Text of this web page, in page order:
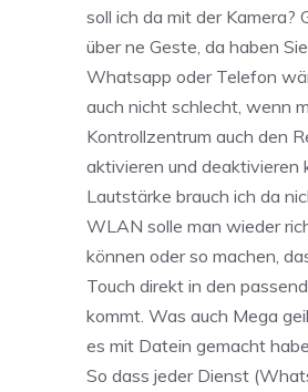
soll ich da mit der Kamera?
über ne Geste, da haben
Whatsapp oder Telefon
auch nicht schlecht, wenn
Kontrollzentrum auch den
aktivieren und deaktivieren
Lautstärke brauch ich da
WLAN solle man wieder
können oder so machen,
Touch direkt in den
kommt. Was auch Mega
es mit Datein gemacht
So dass jeder Dienst